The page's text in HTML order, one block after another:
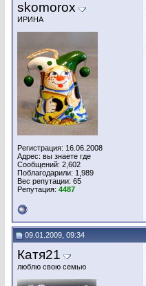
skomorox
ИРИНА
Регистрация: 16.06.2008
Адрес: вы знаете где
Сообщений: 2,602
Поблагодарили: 1,989
Вес репутации: 65
Репутация: 4487
09.01.2009, 09:34
Катя21
люблю свою семью